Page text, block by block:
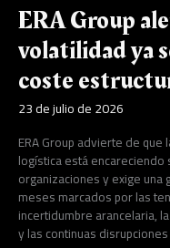
ERA Group
volatilidad ya
coste
23 de julio de 2026
ERA Group advierte de
logística está
organizaciones y exige
meses marcados por las
incertidumbre arancelaria,
y las continuas
ERA
Group
alerta
que
la
volatilidad
ya
se
ha
convertido
en
un